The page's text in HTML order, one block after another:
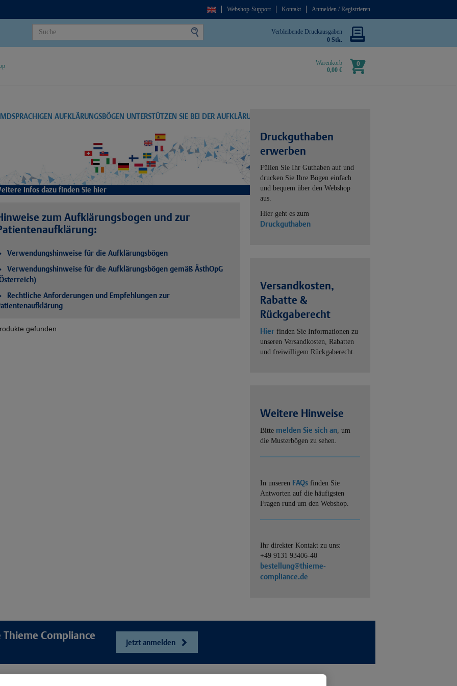
Webshop-Support Kontakt Anmelden / Registrieren
Verbleibende Druckausgaben
0 Stk.
Warenkorb
0,00 €
0
AUFKLÄRUNGSBÖGEN UNTERSTÜTZEN SIE BEI DER AUFKLÄRUNG
Infos dazu finden Sie hier
zum Aufklärungsbogen und zur
Verwendungshinweise für die Aufklärungsbögen
Verwendungshinweise für die Aufklärungsbögen gemäß ÄsthOpG
Rechtliche Anforderungen und Empfehlungen zur
gefunden
Druckguthaben
erwerben
Füllen Sie Ihr Guthaben auf und
drucken Sie Ihre Bögen einfach
und bequem über den Webshop
aus.
Hier geht es zum
Druckguthaben
Versandkosten,
Rabatte &
Rückgaberecht
Hier finden Sie Informationen zu
unseren Versandkosten, Rabatten
und freiwilligem Rückgaberecht.
Weitere Hinweise
Bitte melden Sie sich an, um
die Musterbögen zu sehen.
In unseren FAQs finden Sie
Antworten auf die häufigsten
Fragen rund um den Webshop.
Ihr direkter Kontakt zu uns:
+49 9131 93406-40
bestellung@thieme-
compliance.de
Compliance
Jetzt anmelden